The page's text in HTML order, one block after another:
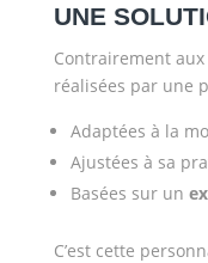
UNE
Contrairement
réalisées par une
Adaptées à la
Ajustées à sa
Basées sur un
C’est cette